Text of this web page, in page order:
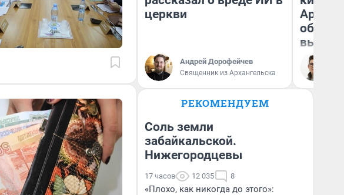
церкви
Андрей Дорофейчев
Священник из Архангельска
РЕКОМЕНДУЕМ
Соль земли
забайкальской.
Нижегородцевы
17 часов 12 035 8
«Плохо, как никогда до этого»: